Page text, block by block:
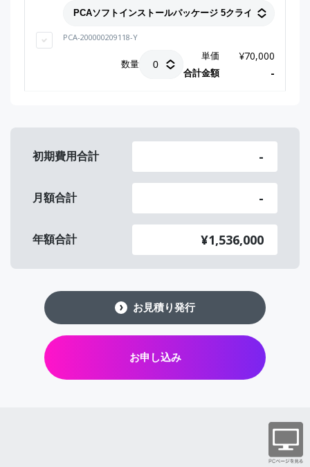
PCA-200000209118-Y
数量
単価 ¥70,000
合計金額 -
初期費用合計 -
月額合計 -
年額合計 ¥1,536,000
お見積り発行
お申し込み